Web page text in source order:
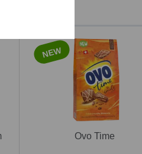
NEW
Ovo Time